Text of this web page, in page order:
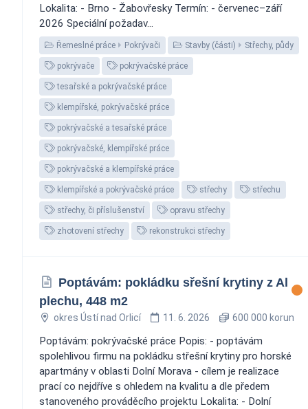
Lokalita: - Brno - Žabovřesky Termín: - červenec–září
2026 Speciální požadav...
Řemeslné práce Pokrývači Stavby (části) Střechy, půdy
pokrývače pokrývačské práce
tesařské a pokrývačské práce
klempířské, pokrývačské práce
pokrývačské a tesařské práce
pokrývačské, klempířské práce
pokrývačské a klempířské práce
klempířské a pokrývačské práce střechy střechu
střechy, či příslušenství opravu střechy
zhotovení střechy rekonstrukci střechy
Poptávám: pokládku sřešní krytiny z Al
plechu, 448 m2
okres Ústí nad Orlicí 11. 6. 2026 600 000 korun
Poptávám: pokrývačské práce Popis: - poptávám
spolehlivou firmu na pokládku střešní krytiny pro horské
apartmány v oblasti Dolní Morava - cílem je realizace
prací co nejdříve s ohledem na kvalitu a dle předem
stanoveného prováděcího projektu Lokalita: - Dolní